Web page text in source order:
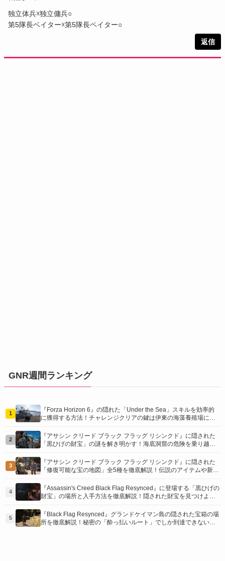
独立体兵☓独立傭兵○
第5隊長ベイター☓第5隊長ペイター○
返信
GNR週間ランキング
1
『Forza Horizon 6』の隠れた「Under the Sea」スキルを効率的
に獲得する方法！チャレンジクリアの鍵は伊東の海藻養殖場にあ
2
『アサシン クリード ブラック フラッグ リシンクド』に隠された
「黒ひげの財宝」の謎を解き明かす！海底洞窟の危険を乗り越
3
『アサシン クリード ブラック フラッグ リシンクド』に隠された
「修復可能な宝の地図」全5種を徹底解説！伝説のアイテムや新衣
介！
4
『Assassin's Creed Black Flag Resynced』に登場する「黒ひげの
財宝」の場所と入手方法を徹底解説！隠された財宝を見つけよ
5
『Black Flag Resynced』グランドケイマン島の隠された宝箱の場
所を徹底解説！秘密の「酔っ払いルート」でしか到達できないお